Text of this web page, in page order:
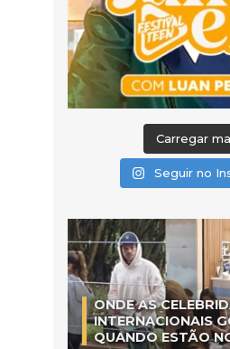
Carregar
Seguir no
ONDE AS
INTERNACIONAIS
QUANDO ESTÃO